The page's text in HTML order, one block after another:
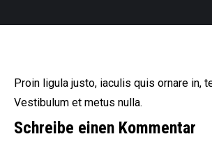
Proin ligula justo, iaculis quis ornare in,
Vestibulum et metus nulla.
Schreibe einen Kommentar